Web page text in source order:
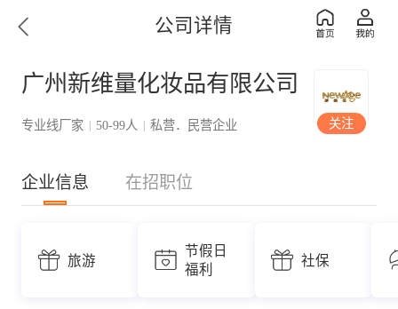
公司详情
广州新维量化妆品有限公司
专业线厂家 | 50-99人 | 私营．民营企业 关注
企业信息 在招职位
旅游
节假日
福利
社保